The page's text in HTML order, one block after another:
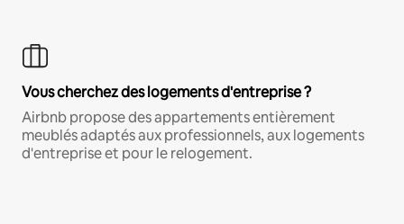
Vous cherchez des logements d'entreprise ?
Airbnb propose des appartements entièrement
meublés adaptés aux professionnels, aux logements
d'entreprise et pour le relogement.